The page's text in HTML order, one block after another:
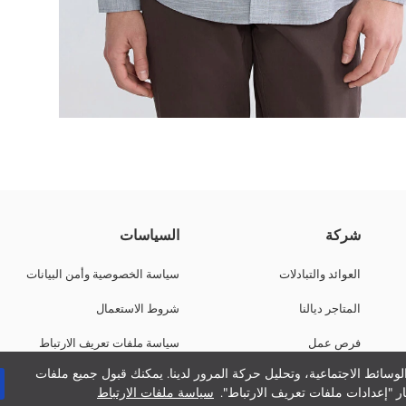
الاجتماعية، وتحليل حركة المرور لدينا. يمكنك قبول جميع ملفات
"إعدادات ملفات تعريف الارتباط". سياسة ملفات الارتباط
شركة
العوائد والتبادلات
المتاجر ديالنا
فرص عمل
دعم الشركات
السياسات
سياسة الخصوصية وأمن البيانات
شروط الاستعمال
سياسة ملفات تعريف الارتباط